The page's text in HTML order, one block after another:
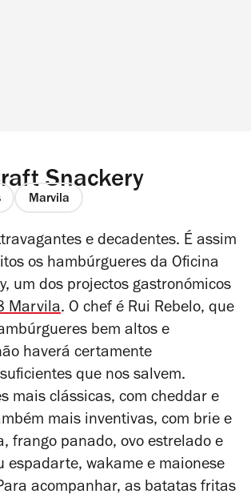
Snackery
Marvila
e decadentes. É assim
os hambúrgueres da Oficina
um dos projectos gastronómicos
Marvila. O chef é Rui Rebelo, que
bem altos e
haverá certamente
que nos salvem.
mais clássicas, com cheddar e
mais inventivas, com brie e
frango panado, ovo estrelado e
espadarte, wakame e maionese
acompanhar, as batatas fritas